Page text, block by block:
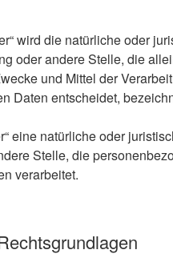
wird die natürliche oder
oder andere Stelle, die
und Mittel der
Daten entscheidet,
eine natürliche oder
Stelle, die
verarbeitet.